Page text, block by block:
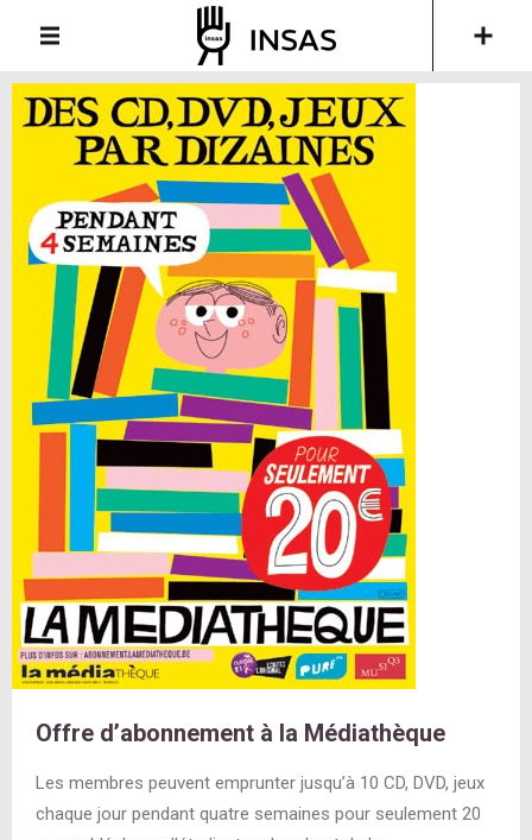
Offre d’abonnement à la Médiathèque
Les membres peuvent emprunter jusqu’à 10 CD, DVD, jeux
chaque jour pendant quatre semaines pour seulement 20